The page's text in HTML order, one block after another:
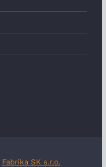
Fabrika SK s.r.o.